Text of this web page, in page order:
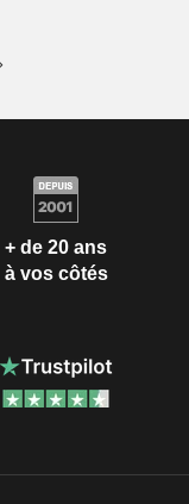
+ de 20 ans
à vos côtés